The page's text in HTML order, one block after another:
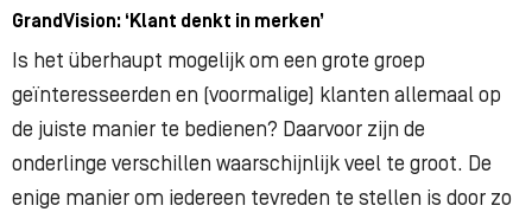
GrandVision: ‘Klant denkt in merken’
Is het überhaupt mogelijk om een grote groep
geïnteresseerden en (voormalige) klanten allemaal op
de juiste manier te bedienen? Daarvoor zijn de
onderlinge verschillen waarschijnlijk veel te groot. De
enige manier om iedereen tevreden te stellen is door zo